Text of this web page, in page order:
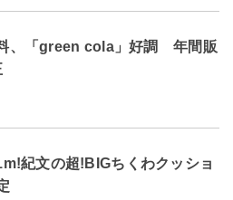
料、「green cola」好調 年間販
紀文の超!BIGちくわクッショ